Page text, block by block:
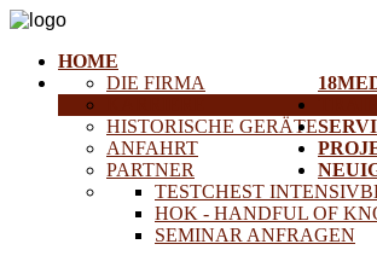
HOME
DIE FIRMA
HISTORISCHE GERÄTE
ANFAHRT
PARTNER
TESTCHEST
HOK - HANDFUL OF
SEMINAR ANFRAGEN